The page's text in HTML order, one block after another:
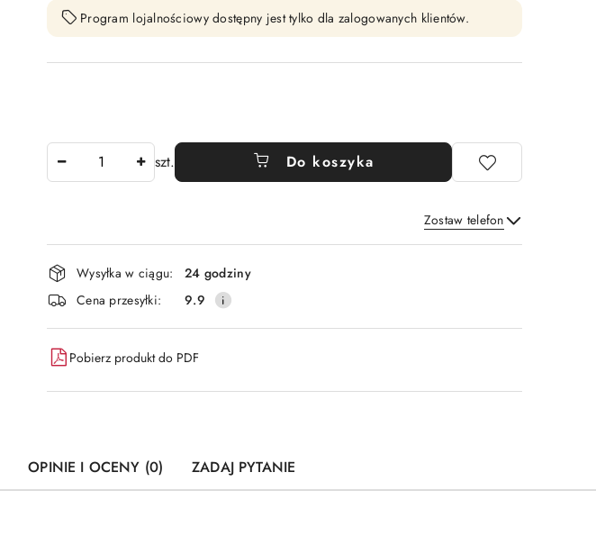
Program lojalnościowy dostępny jest tylko dla zalogowanych klientów.
szt. Do koszyka
Zostaw telefon
Wyślij
Dostępność
i
dostawa
Wysyłka w ciągu:
24 godziny
Cena przesyłki:
9.9
Pobierz produkt do PDF
OPINIE I OCENY (0) ZADAJ PYTANIE